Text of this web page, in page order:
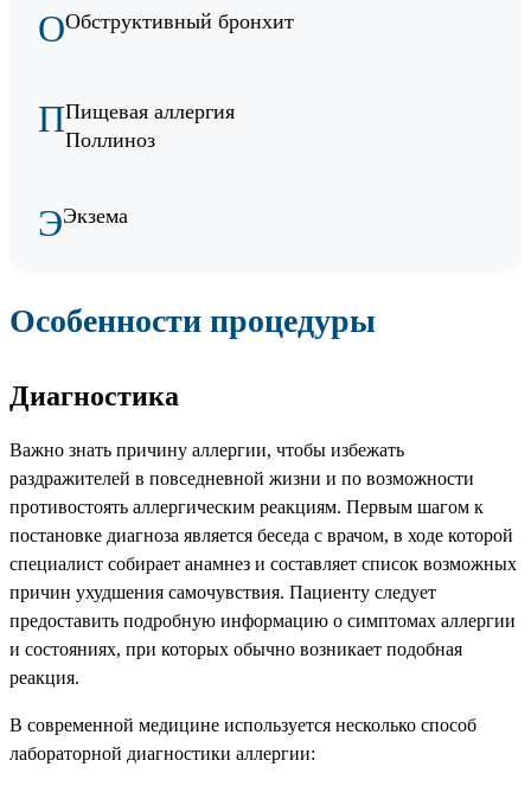
ООбструктивный бронхит
ППищевая аллергия
Поллиноз
ЭЭкзема
Особенности процедуры
Диагностика
Важно знать причину аллергии, чтобы избежать
раздражителей в повседневной жизни и по возможности
противостоять аллергическим реакциям. Первым шагом к
постановке диагноза является беседа с врачом, в ходе которой
специалист собирает анамнез и составляет список возможных
причин ухудшения самочувствия. Пациенту следует
предоставить подробную информацию о симптомах аллергии
и состояниях, при которых обычно возникает подобная
реакция.
В современной медицине используется несколько способ
лабораторной диагностики аллергии: